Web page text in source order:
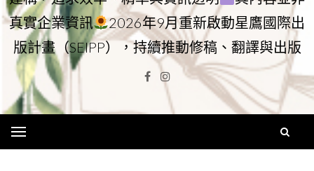
真實企業資訊
2026年9月重新啟動星鷹國際出
版計畫（SEIPP），持續推動修稿、翻譯與出版
Facebook
Instagram